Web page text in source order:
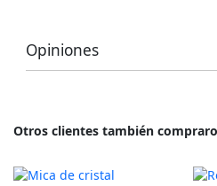
Opiniones
Otros clientes también